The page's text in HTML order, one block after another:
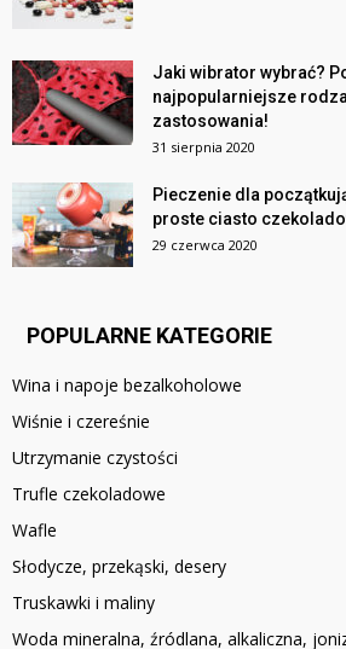
Jaki wibrator wybrać?
najpopularniejsze
zastosowania!
31 sierpnia 2020
Pieczenie dla
proste ciasto
29 czerwca 2020
POPULARNE KATEGORIE
Wina i napoje bezalkoholowe
Wiśnie i czereśnie
Utrzymanie czystości
Trufle czekoladowe
Wafle
Słodycze, przekąski, desery
Truskawki i maliny
Woda mineralna, źródlana, alkaliczna,